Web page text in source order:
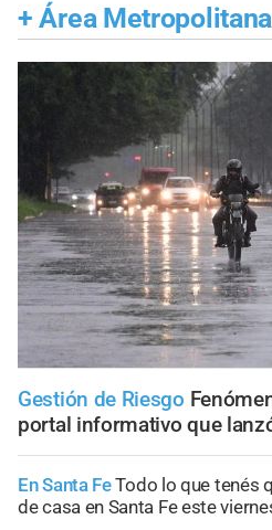
+ Área Metropolitana
Gestión de Riesgo
portal informativo que
En Santa FeTodo lo que tenés
de casa en Santa Fe este